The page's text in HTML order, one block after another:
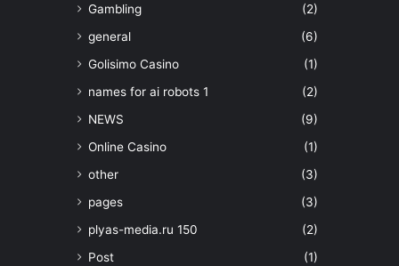
Gambling
(2)
general
(6)
Golisimo Casino
(1)
names for ai robots 1
(2)
NEWS
(9)
Online Casino
(1)
other
(3)
pages
(3)
plyas-media.ru 150
(2)
Post
(1)